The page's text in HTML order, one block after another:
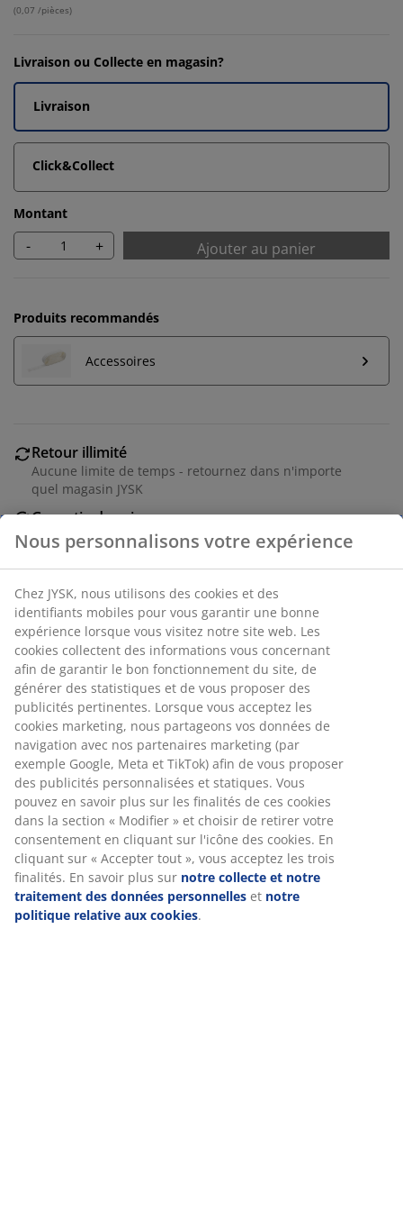
(0,07 /pièces)
Livraison ou Collecte en magasin?
Livraison
Click&Collect
Montant
- + Ajouter au panier
Produits recommandés
Accessoires
Retour illimité
Aucune limite de temps - retournez dans n'importe
quel magasin JYSK
Garantie de prix
30 jours de garantie de prix sur tous les articles
Options de livraison flexibles
Numéro d’article: 5220700
Spécifications
Avis
(19)
Livraison
Nous personnalisons votre expérience
Chez JYSK, nous utilisons des cookies et des
identifiants mobiles pour vous garantir une bonne
expérience lorsque vous visitez notre site web. Les
cookies collectent des informations vous concernant
afin de garantir le bon fonctionnement du site, de
générer des statistiques et de vous proposer des
publicités pertinentes. Lorsque vous acceptez les
cookies marketing, nous partageons vos données de
navigation avec nos partenaires marketing (par
exemple Google, Meta et TikTok) afin de vous proposer
des publicités personnalisées et statiques. Vous
pouvez en savoir plus sur les finalités de ces cookies
dans la section « Modifier » et choisir de retirer votre
consentement en cliquant sur l'icône des cookies. En
cliquant sur « Accepter tout », vous acceptez les trois
finalités. En savoir plus sur notre collecte et notre
traitement des données personnelles et notre
politique relative aux cookies.